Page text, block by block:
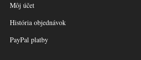
Môj účet
História objednávok
PayPal platby